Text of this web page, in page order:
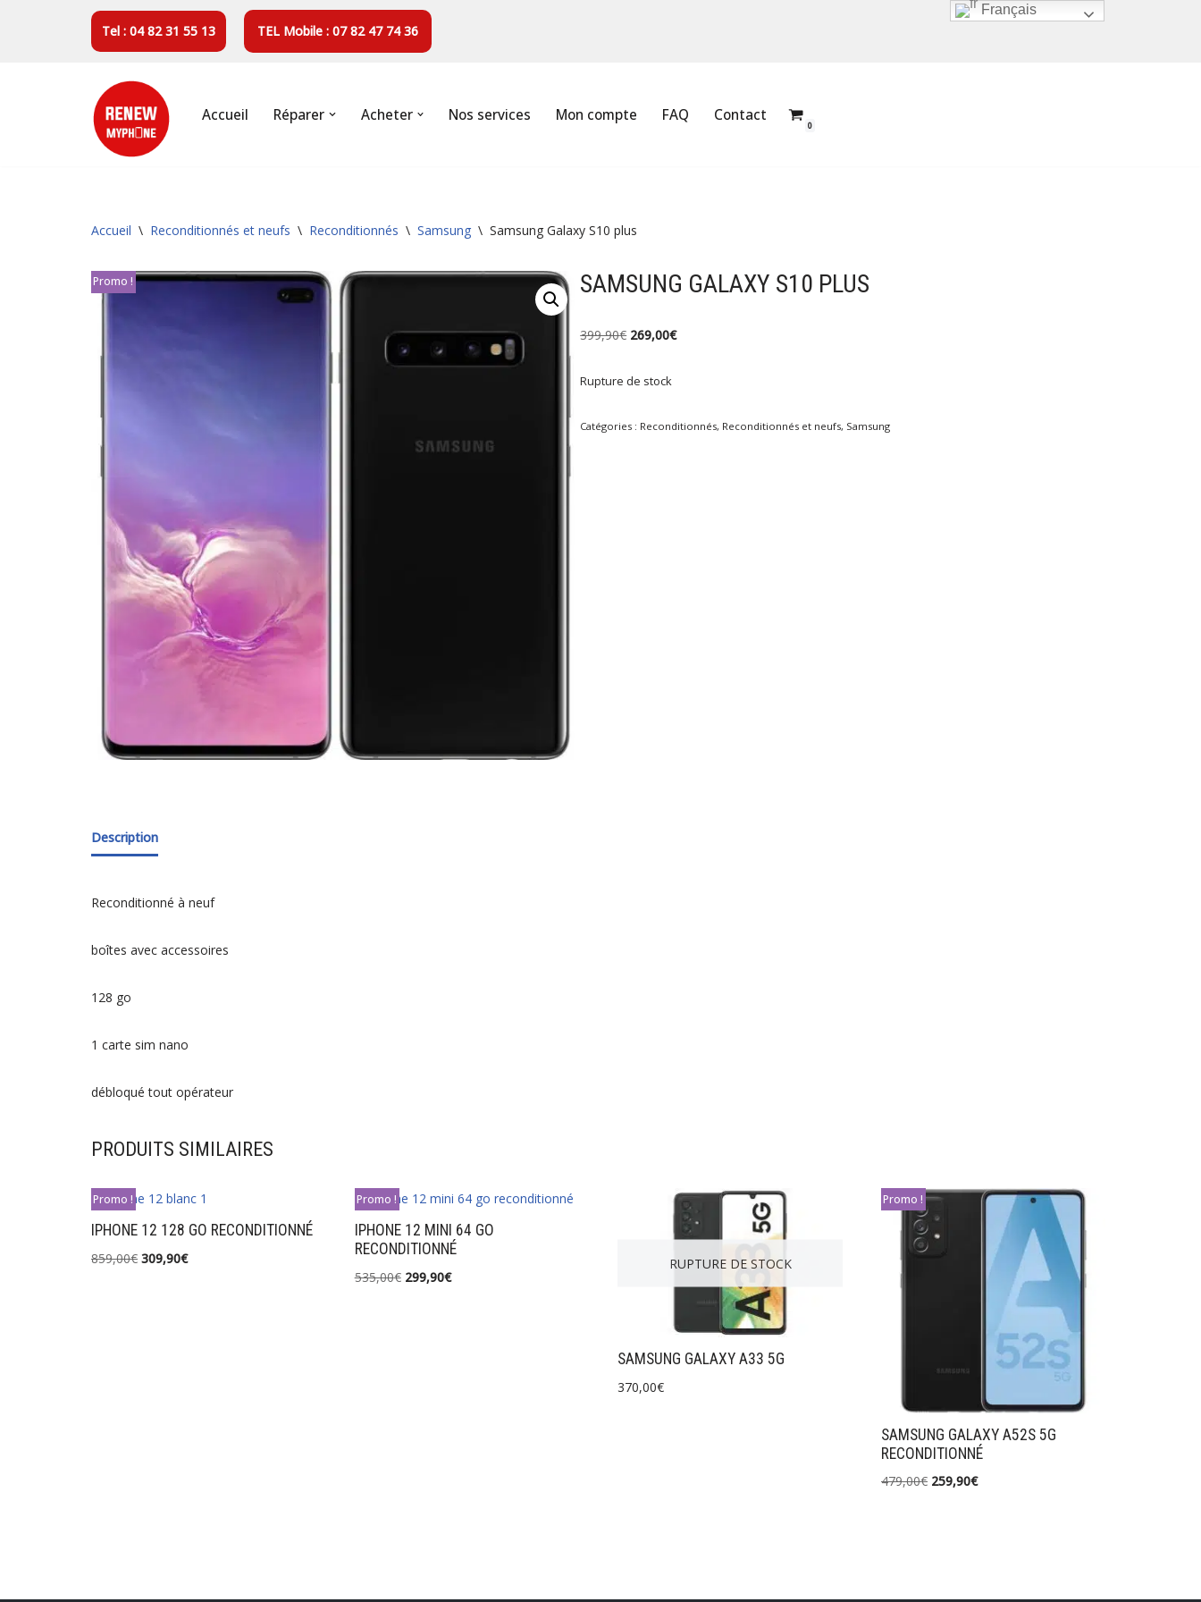
Tel : 04 82 31 55 13 TEL Mobile : 07 82 47 74 36
Accueil Réparer Acheter Nos services Mon compte FAQ Contact
0
Accueil \ Reconditionnés et neufs \ Reconditionnés \ Samsung \ Samsung Galaxy S10 plus
Promo ! SAMSUNG GALAXY S10 PLUS
399,90€ 269,00€
Rupture de stock
Catégories : Reconditionnés, Reconditionnés et neufs, Samsung
Description
Reconditionné à neuf
boîtes avec accessoires
128 go
1 carte sim nano
débloqué tout opérateur
PRODUITS SIMILAIRES
Promo !
IPHONE 12 128 GO RECONDITIONNÉ
859,00€ 309,90€
Promo !
IPHONE 12 MINI 64 GO
RECONDITIONNÉ
535,00€ 299,90€
RUPTURE DE STOCK
SAMSUNG GALAXY A33 5G
370,00€
Promo !
SAMSUNG GALAXY A52S 5G
RECONDITIONNÉ
479,00€ 259,90€
Français